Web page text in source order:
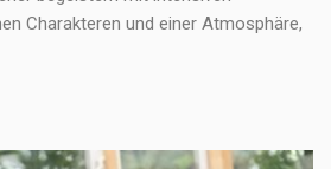
Charakteren und einer Atmosphäre,